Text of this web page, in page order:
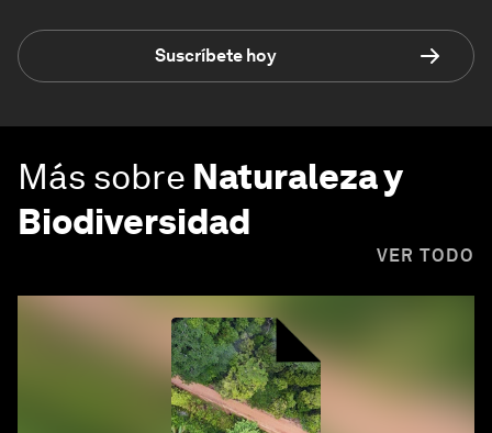
Suscríbete hoy
Más sobre Naturaleza y
Biodiversidad
VER TODO